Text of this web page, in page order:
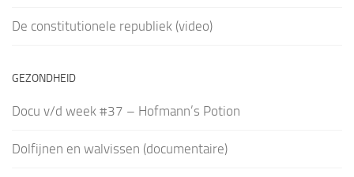
De constitutionele republiek (video)
GEZONDHEID
Docu v/d week #37 – Hofmann’s Potion
Dolfijnen en walvissen (documentaire)